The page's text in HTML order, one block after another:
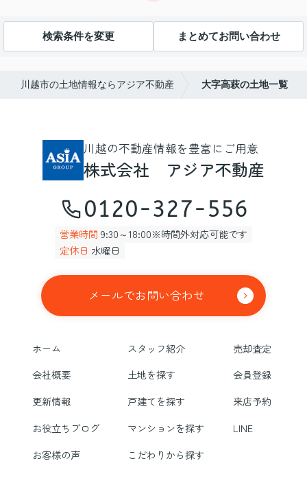
検索条件を変更 まとめてお問い合わせ
川越市の土地情報ならアジア不動産 大字高萩の土地一覧
川越の不動産情報を豊富にご用意
株式会社 アジア不動産
0120-327-556
営業時間 9:30～18:00※時間外対応可能です
定休日 水曜日
メールでお問い合わせ
ホーム スタッフ紹介
売却査定
会社概要
土地を探す
会員登録
更新情報
戸建てを探す
来店予約
お役立ちブログ
マンションを探す
LINE
お客様の声
こだわりから探す